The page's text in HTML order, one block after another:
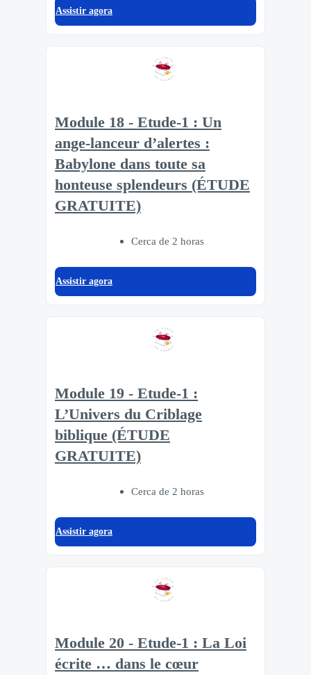
Assistir agora
Module 18 - Etude-1 : Un
ange-lanceur d’alertes :
Babylone dans toute sa
honteuse splendeurs (ÉTUDE
GRATUITE)
Cerca de 2 horas
Assistir agora
Module 19 - Etude-1 :
L’Univers du Criblage
biblique (ÉTUDE
GRATUITE)
Cerca de 2 horas
Assistir agora
Module 20 - Etude-1 : La Loi
écrite … dans le cœur